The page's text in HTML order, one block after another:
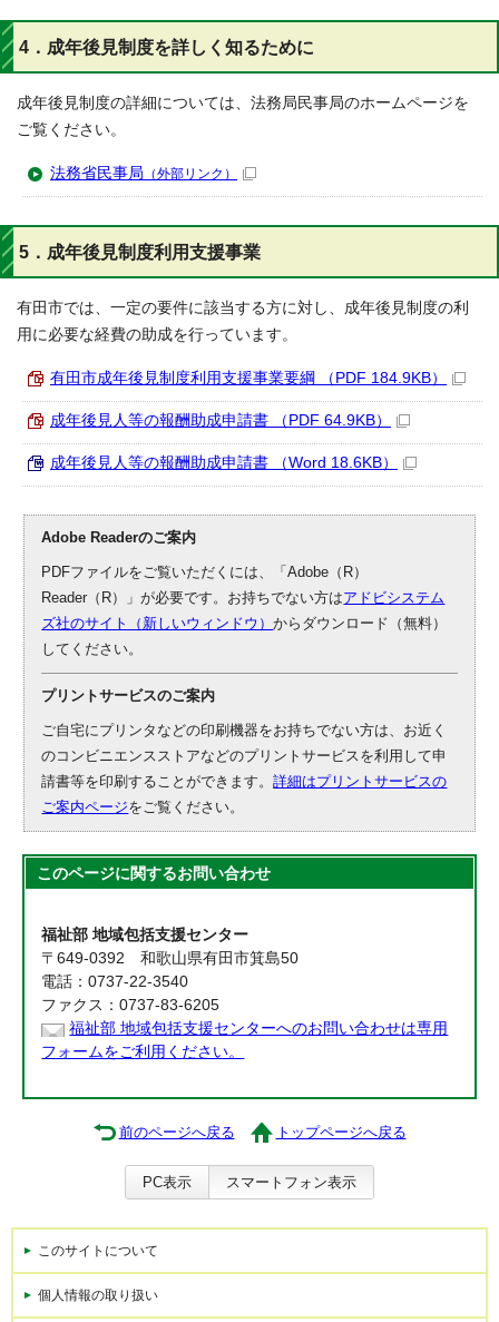
4．成年後見制度を詳しく知るために
成年後見制度の詳細については、法務局民事局のホームページを
ご覧ください。
法務省民事局 （外部リンク）
5．成年後見制度利用支援事業
有田市では、一定の要件に該当する方に対し、成年後見制度の利
用に必要な経費の助成を行っています。
有田市成年後見制度利用支援事業要綱 （PDF 184.9KB）
成年後見人等の報酬助成申請書 （PDF 64.9KB）
成年後見人等の報酬助成申請書 （Word 18.6KB）
Adobe Readerのご案内
PDFファイルをご覧いただくには、「Adobe（R）
Reader（R）」が必要です。お持ちでない方はアドビシステム
ズ社のサイト（新しいウィンドウ）からダウンロード（無料）
してください。
プリントサービスのご案内
ご自宅にプリンタなどの印刷機器をお持ちでない方は、お近く
のコンビニエンスストアなどのプリントサービスを利用して申
請書等を印刷することができます。詳細はプリントサービスの
ご案内ページをご覧ください。
このページに関するお問い合わせ
福祉部 地域包括支援センター
〒649-0392 和歌山県有田市箕島50
電話：0737-22-3540
ファクス：0737-83-6205
福祉部 地域包括支援センターへのお問い合わせは専用
フォームをご利用ください。
前のページへ戻る トップページへ戻る
PC表示 スマートフォン表示
このサイトについて
個人情報の取り扱い